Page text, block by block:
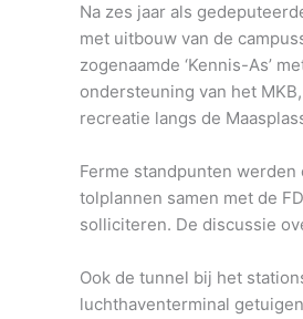
Na zes jaar als
met uitbouw van de
zogenaamde ‘Kennis-As’
ondersteuning van het
recreatie langs de
Ferme standpunten
tolplannen samen met de
solliciteren. De discussie
Ook de tunnel bij het
luchthaventerminal